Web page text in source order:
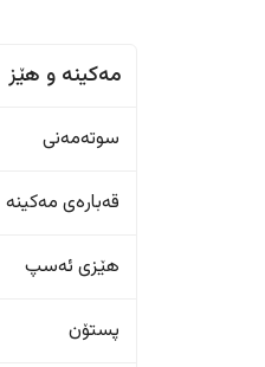
مەکینە و هێز
سوتەمەنی
قەبارەی مەکینە
هێزی ئەسپ
پستۆن